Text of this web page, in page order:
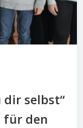
selbst“
für den